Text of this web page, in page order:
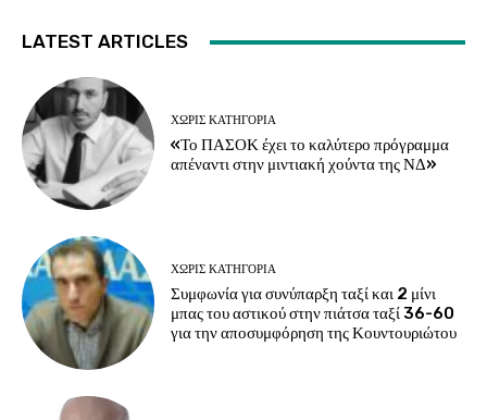
LATEST ARTICLES
ΧΩΡΊΣ ΚΑΤΗΓΟΡΊΑ
«Το ΠΑΣΟΚ έχει το καλύτερο πρόγραμμα
απέναντι στην μιντιακή χούντα της ΝΔ»
ΧΩΡΊΣ ΚΑΤΗΓΟΡΊΑ
Συμφωνία για συνύπαρξη ταξί και 2 μίνι
μπας του αστικού στην πιάτσα ταξί 36-60
για την αποσυμφόρηση της Κουντουριώτου